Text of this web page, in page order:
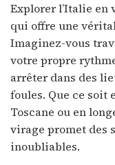
Explorer l’Italie en
qui offre une
Imaginez-vous
votre propre
arrêter dans des
foules. Que ce soit
Toscane ou en
virage promet des
inoubliables.